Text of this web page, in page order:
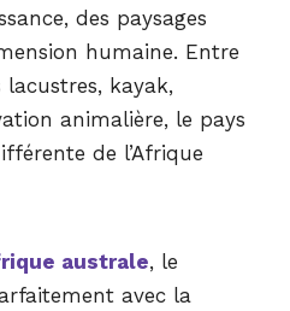
des paysages
humaine. Entre
lacustres, kayak,
animalière, le pays
de l’Afrique
australe, le
avec la